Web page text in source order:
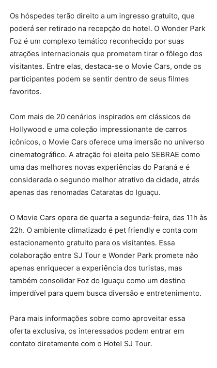
Os hóspedes terão direito a um ingresso gratuito, que
poderá ser retirado na recepção do hotel. O Wonder Park
Foz é um complexo temático reconhecido por suas
atrações internacionais que prometem tirar o fôlego dos
visitantes. Entre elas, destaca-se o Movie Cars, onde os
participantes podem se sentir dentro de seus filmes
favoritos.
Com mais de 20 cenários inspirados em clássicos de
Hollywood e uma coleção impressionante de carros
icônicos, o Movie Cars oferece uma imersão no universo
cinematográfico. A atração foi eleita pelo SEBRAE como
uma das melhores novas experiências do Paraná e é
considerada o segundo melhor atrativo da cidade, atrás
apenas das renomadas Cataratas do Iguaçu.
O Movie Cars opera de quarta a segunda-feira, das 11h às
22h. O ambiente climatizado é pet friendly e conta com
estacionamento gratuito para os visitantes. Essa
colaboração entre SJ Tour e Wonder Park promete não
apenas enriquecer a experiência dos turistas, mas
também consolidar Foz do Iguaçu como um destino
imperdível para quem busca diversão e entretenimento.
Para mais informações sobre como aproveitar essa
oferta exclusiva, os interessados podem entrar em
contato diretamente com o Hotel SJ Tour.